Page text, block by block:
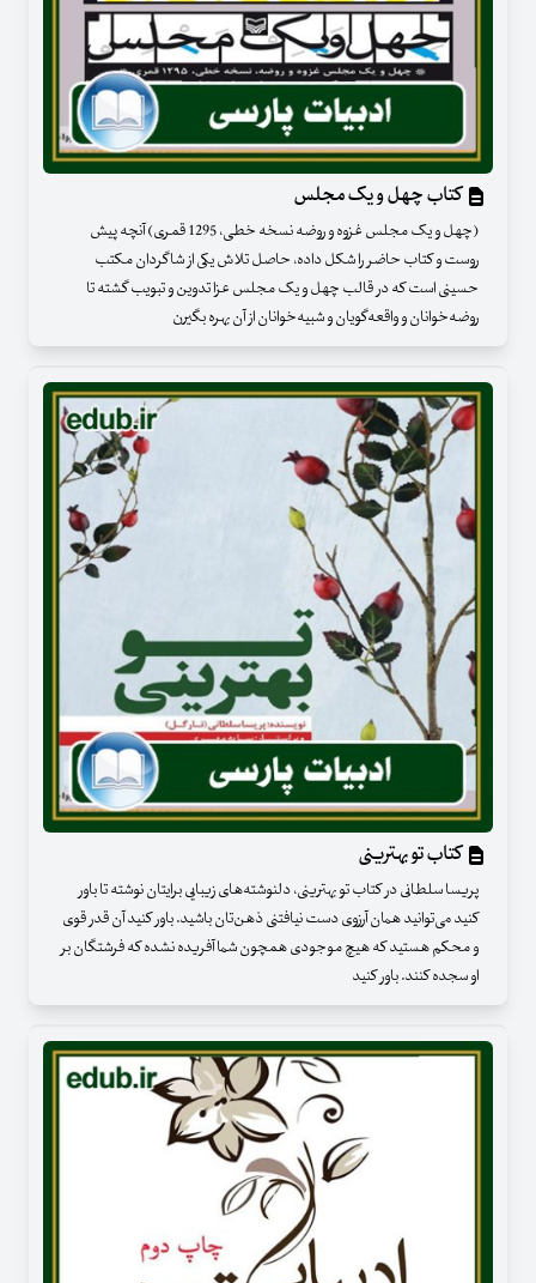
کتاب چهل و یک مجلس
(چهل و یک مجلس غزوه و روضه نسخه خطی، 1295 قمری) آنچه پیش
روست و کتاب حاضر را شکل داده، حاصل تلاش یکی از شاگردان مکتب
حسینی است که در قالب چهل و یک مجلس عزا تدوین و تبویب گشته تا
روضه‌خوانان و واقعه‌گویان و شبیه‌خوانان از آن بهره بگیرن
کتاب تو بهترینی
پریسا سلطانی در کتاب تو بهترینی، دلنوشته‌های زیبایی برایتان نوشته تا باور
کنید می‌توانید همان آرزوی دست نیافتنی ذهن‌تان باشید. باور کنید آن قدر قوی
و محکم هستید که هیچ موجودی همچون شما آفریده نشده که فرشتگان بر
او سجده کنند. باور کنید